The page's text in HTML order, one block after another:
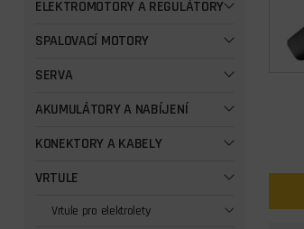
ELEKTROMOTORY A REGULÁTORY
SPALOVACÍ MOTORY
SERVA
AKUMULÁTORY A NABÍJENÍ
KONEKTORY A KABELY
VRTULE
Vrtule pro elektrolety